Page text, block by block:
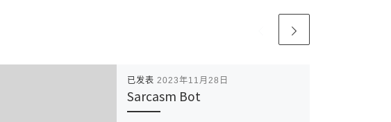
已发表 2023年11月28日
Sarcasm Bot